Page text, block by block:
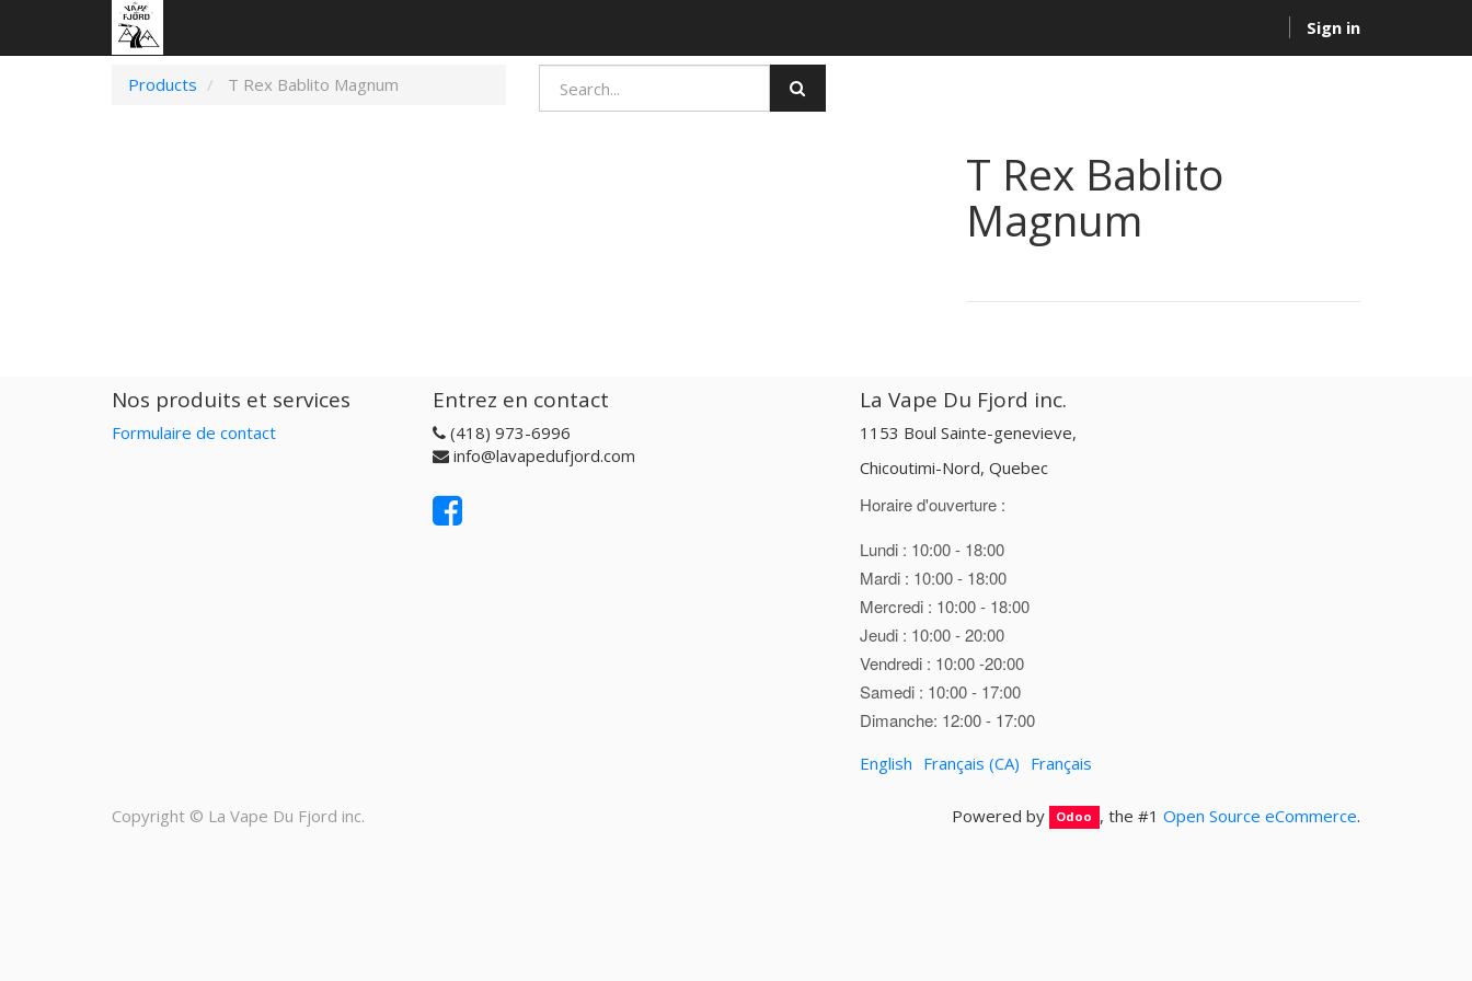
Sign in
Products T Rex Bablito Magnum
T Rex Bablito
Magnum
Nos produits et services
Formulaire de contact
Entrez en contact
(418) 973-6996
info@lavapedufjord.com
La Vape Du Fjord inc.
1153 Boul Sainte-genevieve,
Chicoutimi-Nord, Quebec
Horaire d'ouverture :
Lundi : 10:00 - 18:00
Mardi : 10:00 - 18:00
Mercredi : 10:00 - 18:00
Jeudi : 10:00 - 20:00
Vendredi : 10:00 -20:00
Samedi : 10:00 - 17:00
Dimanche: 12:00 - 17:00
English Français (CA) Français
Powered by Odoo , the #1 Open Source eCommerce.
Copyright © La Vape Du Fjord inc.